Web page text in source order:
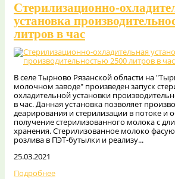
Стерилизационно-
установка
литров в час
В селе Тырново Рязанской области на
молочном заводе" произведен запуск
охладительной установки
в час. Данная установка позволяет
деарирования и стерилизации в потоке и
получение стерилизованного молока с
хранения. Стерилизованное молоко
розлива в ПЭТ-бутылки и реализу...
25.03.2021
Подробнее